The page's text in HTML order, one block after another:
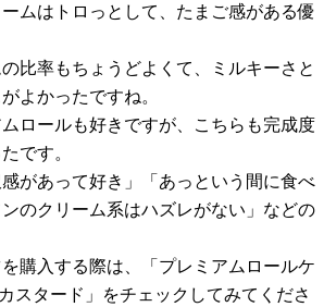
ムはトロっとして、たまご感がある優
比率もちょうどよくて、ミルキーさと
よかったですね。
ロールも好きですが、こちらも完成度
です。
があって好き」「あっという間に食べ
のクリーム系はハズレがない」などの
購入する際は、「プレミアムロールケ
スタード」をチェックしてみてくださ